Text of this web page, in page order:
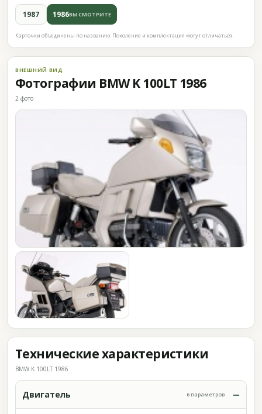
1987 1986ВЫ СМОТРИТЕ
Карточки объединены по названию. Поколение и комплектация могут отличаться.
ВНЕШНИЙ ВИД
Фотографии BMW K 100LT 1986
2 фото
Технические характеристики
BMW K 100LT 1986
Двигатель 6 параметров